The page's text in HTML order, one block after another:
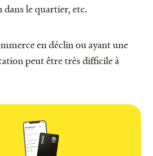
le quartier, etc.
en déclin ou ayant une
peut être très difficile à